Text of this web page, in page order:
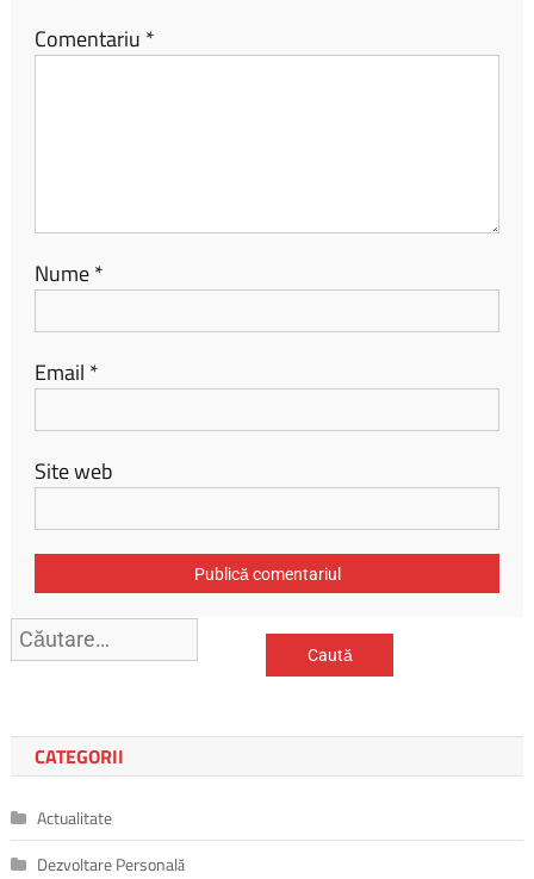
Comentariu *
Nume*
Email *
Site web
Caută
după:
CATEGORII
Actualitate
Dezvoltare Personală